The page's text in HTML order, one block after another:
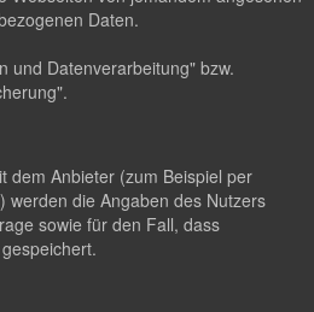
Daten.
und Datenverarbeitung" bzw.
dem Anbieter (zum Beispiel per
werden die Angaben des Nutzers
sowie für den Fall, dass